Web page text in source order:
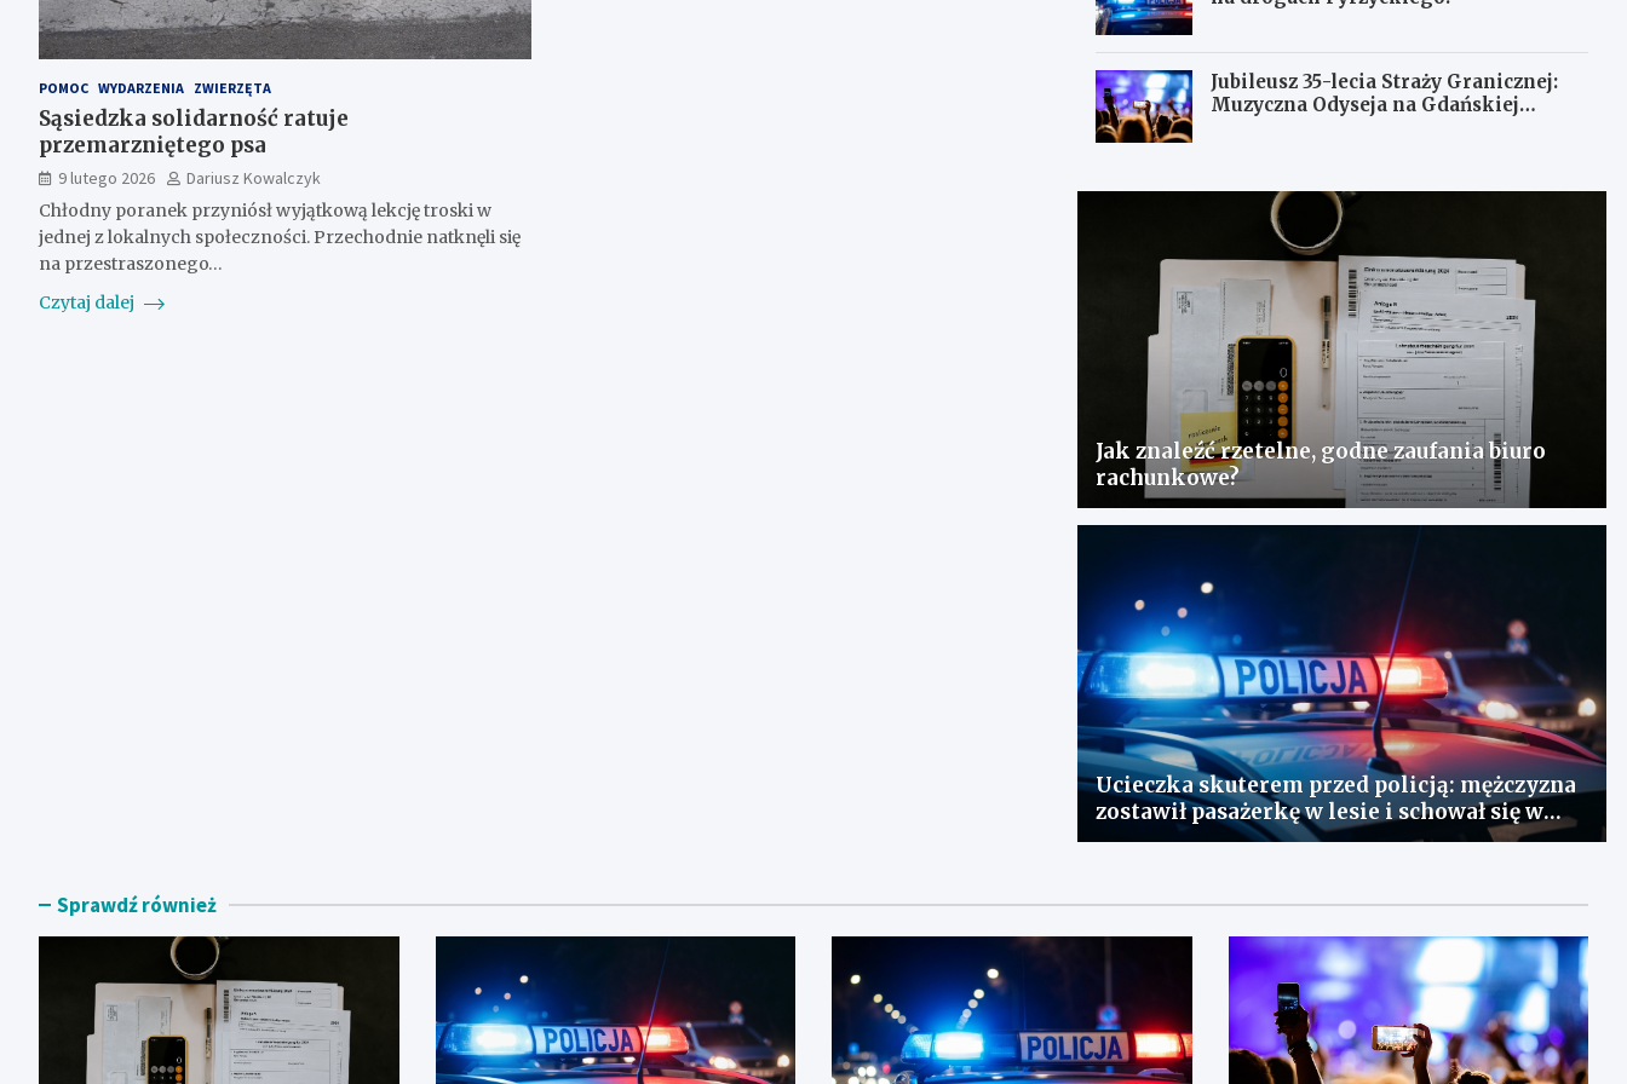
POMOC WYDARZENIA ZWIERZĘTA
Sąsiedzka solidarność ratuje
przemarzniętego psa
9 lutego 2026
Dariusz Kowalczyk
Chłodny poranek przyniósł wyjątkową lekcję troski w
jednej z lokalnych społeczności. Przechodnie natknęli się
na przestraszonego…
Czytaj dalej
Jubileusz 35-lecia Straży Granicznej:
Muzyczna Odyseja na Gdańskiej
Jak znaleźć rzetelne, godne zaufania biuro
rachunkowe?
Ucieczka skuterem przed policją: mężczyzna
zostawił pasażerkę w lesie i schował się w
lodówce
Sprawdź również